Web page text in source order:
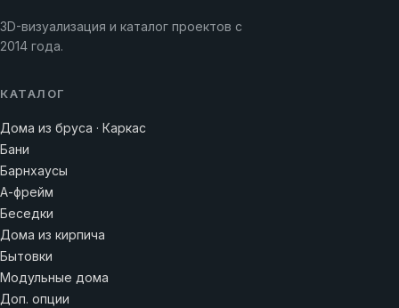
3D-визуализация и каталог проектов с
2014 года.
КАТАЛОГ
Дома из бруса · Каркас
Бани
Барнхаусы
А-фрейм
Беседки
Дома из кирпича
Бытовки
Модульные дома
Доп. опции